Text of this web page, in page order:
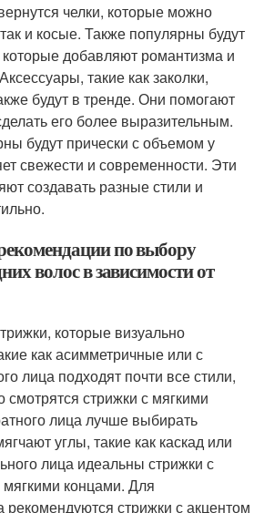
челки, которые можно
и косые. Также популярны будут
которые добавляют романтизма и
такие как заколки,
будут в тренде. Они помогают
его более выразительным.
будут прически с объемом у
свежести и современности. Эти
создавать разные стили и
по выбору
волос в зависимости от
которые визуально
как асимметричные или с
лица подходят почти все стили,
стрижки с мягкими
лица лучше выбирать
углы, такие как каскад или
лица идеальны стрижки с
концами. Для
рекомендуются стрижки с акцентом